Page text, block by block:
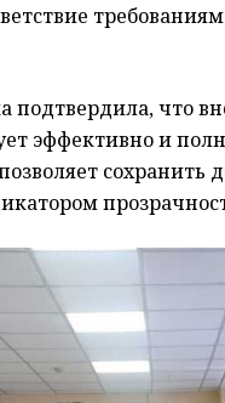
подтвердила, что
эффективно и
сохранить